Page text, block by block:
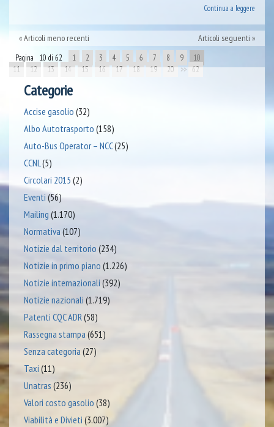
Continua a leggere
Articoli meno recenti Articoli seguenti
Pagina 10 di 62 1 2 3 4 5 6 7 8 9
10
11
12 13 14 15 16 17 18 19 20 >> 62
Categorie
Accise gasolio (32)
Albo Autotrasporto (158)
Auto-Bus Operator – NCC(25)
CCNL(5)
Circolari 2015 (2)
Eventi (56)
Mailing (1.170)
Normativa (107)
Notizie dal territorio (234)
Notizie in primo piano (1.226)
Notizie internazionali (392)
Notizie nazionali (1.719)
Patenti CQC ADR(58)
Rassegna stampa (651)
Senza categoria (27)
Taxi (11)
Unatras (236)
Valori costo gasolio (38)
Viabilità e Divieti (3.007)